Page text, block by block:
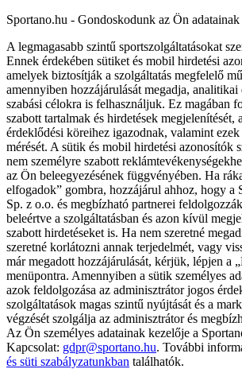
Sportano.hu - Gondoskodunk az Ön
A legmagasabb szintű sportszolgáltatásokat
Ennek érdekében sütiket és mobil hirdetési
amelyek biztosítják a szolgáltatás megfelelő
amennyiben hozzájárulását megadja, analitikai
szabási célokra is felhasználjuk. Ez magában
szabott tartalmak és hirdetések megjelenítését,
érdeklődési köreihez igazodnak, valamint
mérését. A sütik és mobil hirdetési azonosítók
nem személyre szabott
az Ön beleegyezésének függvényében. Ha
elfogadok” gombra, hozzájárul ahhoz, hogy
Sp. z o.o. és megbízható partnerei
beleértve a szolgáltatásban és azon kívül
szabott hirdetéseket is. Ha nem szeretné
szeretné korlátozni annak terjedelmét, vagy
már megadott hozzájárulását, kérjük, lépjen a
menüpontra. Amennyiben a sütik személyes
azok feldolgozása az adminisztrátor jogos
szolgáltatások magas szintű nyújtását és a
végzését szolgálja az adminisztrátor és
Az Ön személyes adatainak kezelője a
Kapcsolat: gdpr@sportano.hu. További
és süti szabályzatunkban találhatók.